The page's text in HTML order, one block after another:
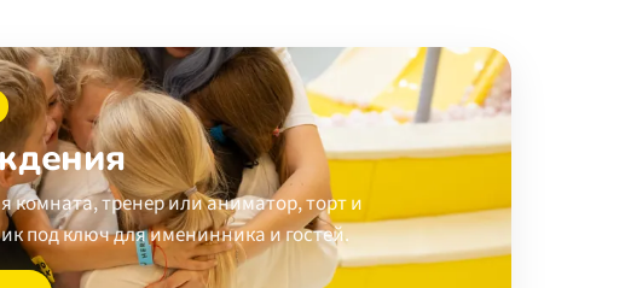
комната, тренер или аниматор, торт и
под ключ для именинника и гостей.